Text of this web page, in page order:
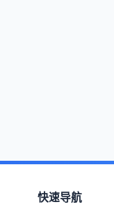
快速导航